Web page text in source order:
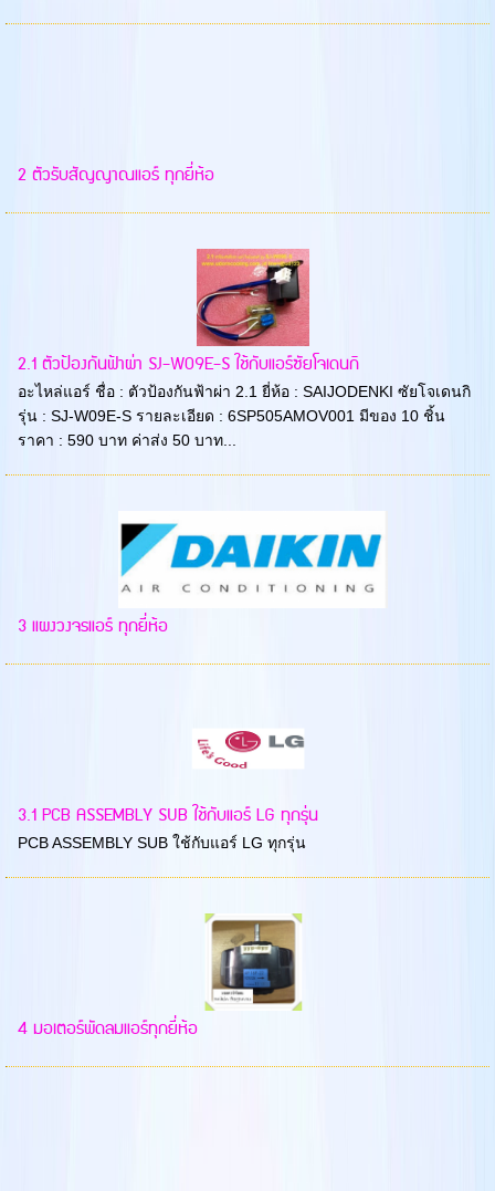
2 ตัวรับสัญญาณแอร์ ทุกยี่ห้อ
2.1 ตัวป้องกันฟ้าผ่า SJ-W09E-S ใช้กับแอร์ซัยโจเดนกิ
อะไหล่แอร์ ชื่อ : ตัวป้องกันฟ้าผ่า 2.1 ยี่ห้อ : SAIJODENKI ซัยโจเดนกิ
รุ่น : SJ-W09E-S รายละเอียด : 6SP505AMOV001 มีของ 10 ชิ้น
ราคา : 590 บาท ค่าส่ง 50 บาท...
3 แผงวงจรแอร์ ทุกยี่ห้อ
3.1 PCB ASSEMBLY SUB ใช้กับแอร์ LG ทุกรุ่น
PCB ASSEMBLY SUB ใช้กับแอร์ LG ทุกรุ่น
4 มอเตอร์พัดลมแอร์ทุกยี่ห้อ